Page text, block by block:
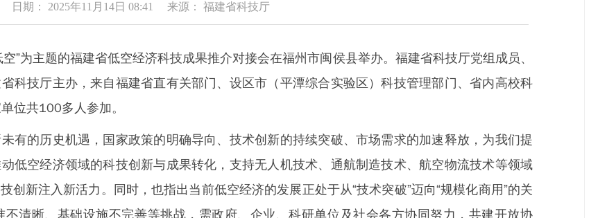
日期： 2025年11月14日 08:41 来源： 福建省科技厅
为主题的福建省低空经济科技成果推介对接会在福州市闽侯县举办。福建省科技厅党组成员、
科技厅主办，来自福建省直有关部门、设区市（平潭综合实验区）科技管理部门、省内高校科
位共100多人参加。
的历史机遇，国家政策的明确导向、技术创新的持续突破、市场需求的加速释放，为我们提
低空经济领域的科技创新与成果转化，支持无人机技术、通航制造技术、航空物流技术等领域
创新注入新活力。同时，也指出当前低空经济的发展正处于从“技术突破”迈向“规模化商用”的关
清晰、基础设施不完善等挑战，需政府、企业、科研单位及社会各方协同努力，共建开放协